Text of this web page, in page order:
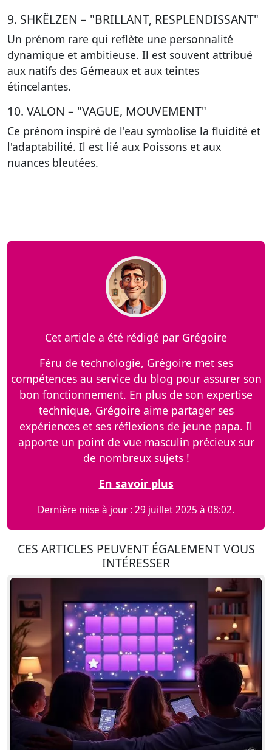
9. SHKËLZEN – "BRILLANT, RESPLENDISSANT"
Un prénom rare qui reflète une personnalité
dynamique et ambitieuse. Il est souvent attribué
aux natifs des Gémeaux et aux teintes
étincelantes.
10. VALON – "VAGUE, MOUVEMENT"
Ce prénom inspiré de l'eau symbolise la fluidité et
l'adaptabilité. Il est lié aux Poissons et aux
nuances bleutées.
Cet article a été rédigé par Grégoire
Féru de technologie, Grégoire met ses
compétences au service du blog pour assurer son
bon fonctionnement. En plus de son expertise
technique, Grégoire aime partager ses
expériences et ses réflexions de jeune papa. Il
apporte un point de vue masculin précieux sur
de nombreux sujets !
En savoir plus
Dernière mise à jour : 29 juillet 2025 à 08:02.
CES ARTICLES PEUVENT ÉGALEMENT VOUS
INTÉRESSER